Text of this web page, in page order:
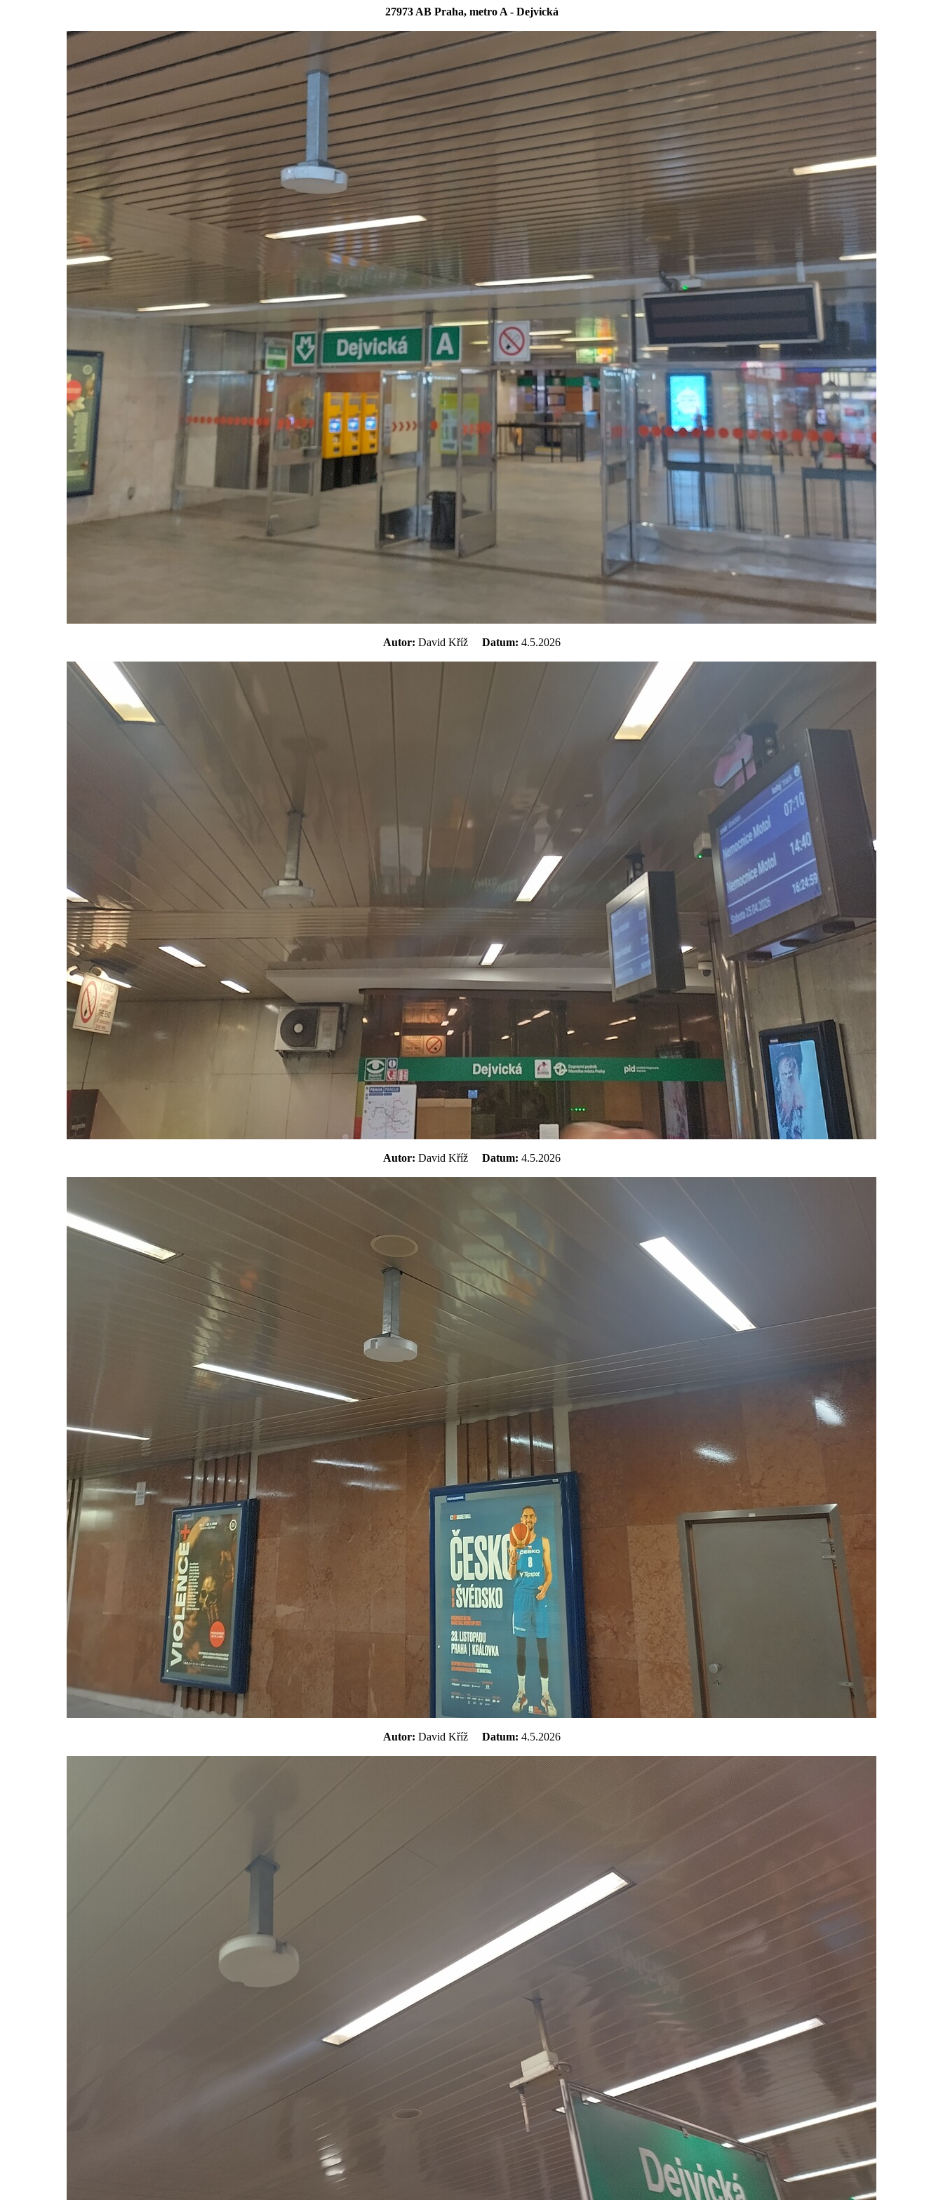
27973 AB Praha, metro A - Dejvická
Autor: David Kříž Datum: 4.5.2026
Autor: David Kříž Datum: 4.5.2026
Autor: David Kříž Datum: 4.5.2026